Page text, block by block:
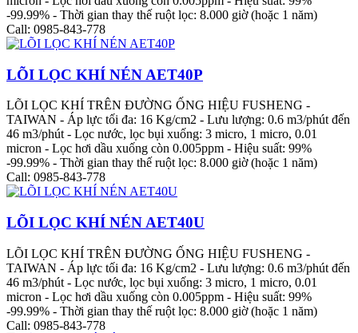
-99.99% - Thời gian thay thế ruột lọc: 8.000 giờ (hoặc 1 năm)
Call: 0985-843-778
LÕI LỌC KHÍ NÉN AET40P
LÕI LỌC KHÍ TRÊN ĐƯỜNG ỐNG HIỆU FUSHENG -
TAIWAN - Áp lực tối đa: 16 Kg/cm2 - Lưu lượng: 0.6 m3/phút đến
46 m3/phút - Lọc nước, lọc bụi xuống: 3 micro, 1 micro, 0.01
micron - Lọc hơi dầu xuống còn 0.005ppm - Hiệu suất: 99%
-99.99% - Thời gian thay thế ruột lọc: 8.000 giờ (hoặc 1 năm)
Call: 0985-843-778
LÕI LỌC KHÍ NÉN AET40U
LÕI LỌC KHÍ TRÊN ĐƯỜNG ỐNG HIỆU FUSHENG -
TAIWAN - Áp lực tối đa: 16 Kg/cm2 - Lưu lượng: 0.6 m3/phút đến
46 m3/phút - Lọc nước, lọc bụi xuống: 3 micro, 1 micro, 0.01
micron - Lọc hơi dầu xuống còn 0.005ppm - Hiệu suất: 99%
-99.99% - Thời gian thay thế ruột lọc: 8.000 giờ (hoặc 1 năm)
Call: 0985-843-778